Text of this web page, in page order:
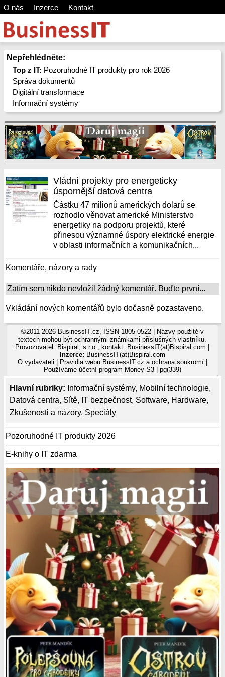
O nás Inzerce Kontakt
Nepřehlédněte:
Top z IT: Pozoruhodné IT produkty pro rok 2026
Správa dokumentů
Digitální transformace
Informační systémy
Hlavní rubriky: Informační systémy, Mobilní technologie,
Datová centra, Sítě, IT bezpečnost, Software, Hardware,
Zkušenosti a názory, Speciály
Pozoruhodné IT produkty 2026
E-knihy o IT zdarma
Vládní projekty pro energeticky
úspornější datová centra
Částku 47 milionů amerických dolarů se
rozhodlo věnovat americké Ministerstvo
energetiky na podporu projektů, které
přinesou významné úspory elektrické energie
v oblasti informačních a komunikačních...
Komentáře, názory a rady
Zatím sem nikdo nevložil žádný komentář. Buďte první...
Vkládání nových komentářů bylo dočasně pozastaveno.
©2011-2026 BusinessIT.cz, ISSN 1805-0522 | Názvy použité v
textech mohou být ochrannými známkami příslušných vlastníků.
Provozovatel: Bispiral, s.r.o., kontakt: BusinessIT(at)Bispiral.com |
Inzerce: BusinessIT(at)Bispiral.com
O vydavateli
Pravidla webu BusinessIT.cz a ochrana soukromí|
Používáme účetní program Money S3| pg(339)